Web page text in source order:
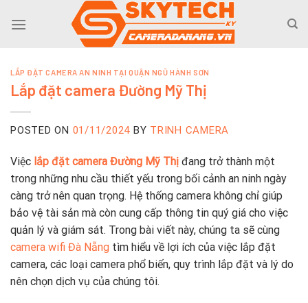
LẮP ĐẶT CAMERA AN NINH TẠI QUẬN NGŨ HÀNH SƠN
Lắp đặt camera Đường Mỹ Thị
POSTED ON 01/11/2024 BY TRINH CAMERA
Việc lắp đặt camera Đường Mỹ Thị đang trở thành một
trong những nhu cầu thiết yếu trong bối cảnh an ninh ngày
càng trở nên quan trọng. Hệ thống camera không chỉ giúp
bảo vệ tài sản mà còn cung cấp thông tin quý giá cho việc
quản lý và giám sát. Trong bài viết này, chúng ta sẽ cùng
camera wifi Đà Nẵng tìm hiểu về lợi ích của việc lắp đặt
camera, các loại camera phổ biến, quy trình lắp đặt và lý do
nên chọn dịch vụ của chúng tôi.